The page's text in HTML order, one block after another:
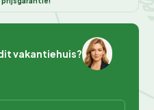
vakantiehuis?